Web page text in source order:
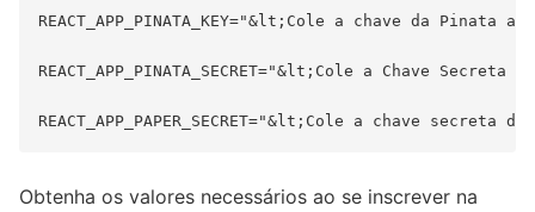
REACT_APP_PINATA_KEY="&lt;Cole a chave da Pinata
REACT_APP_PINATA_SECRET="&lt;Cole a Chave
Obtenha os valores necessários ao se inscrever na